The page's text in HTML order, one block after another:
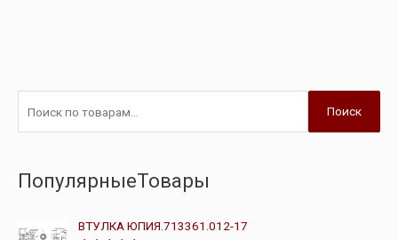
Поиск
ПопулярныеТовары
ВТУЛКА ЮПИЯ.713361.012-17